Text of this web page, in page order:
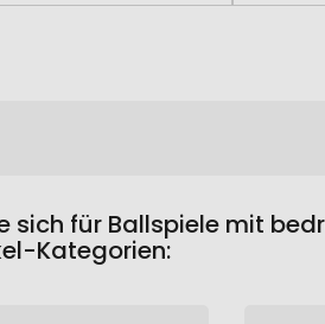
sich für Ballspiele mit
Kategorien: